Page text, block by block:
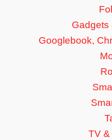
Gadgets
Googlebook,
TV &